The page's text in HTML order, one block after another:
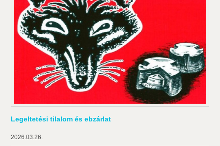
Legeltetési tilalom és ebzárlat
2026.03.26.